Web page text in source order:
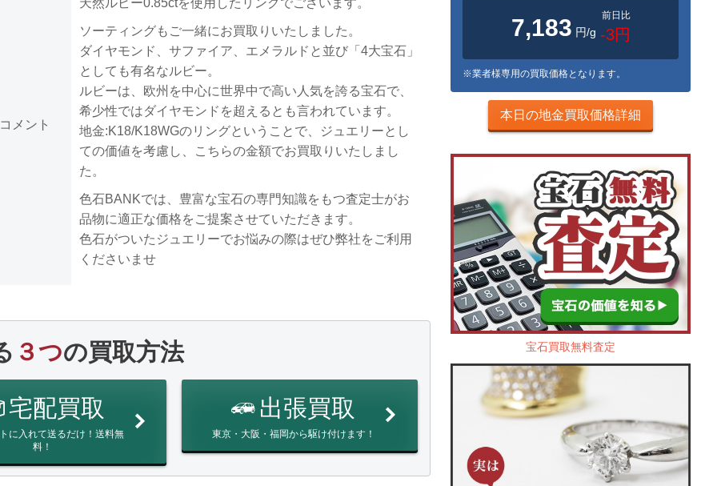
コメント
天然ルビー0.85ctを使用したリングでございます。
ソーティングもご一緒にお買取りいたしました。
ダイヤモンド、サファイア、エメラルドと並び「4大宝石」
としても有名なルビー。
ルビーは、欧州を中心に世界中で高い人気を誇る宝石で、
希少性ではダイヤモンドを超えるとも言われています。
地金:K18/K18WGのリングということで、ジュエリーとし
ての価値を考慮し、こちらの金額でお買取りいたしまし
た。
色石BANKでは、豊富な宝石の専門知識をもつ査定士がお
品物に適正な価格をご提案させていただきます。
色石がついたジュエリーでお悩みの際はぜひ弊社をご利用
くださいませ
３つの買取方法
宅配買取
に入れて送るだけ！送料無
料！
出張買取
東京・大阪・福岡から駆け付けます！
7,183 円/g
前日比
-3円
※業者様専用の買取価格となります。
本日の地金買取価格詳細
宝石買取無料査定